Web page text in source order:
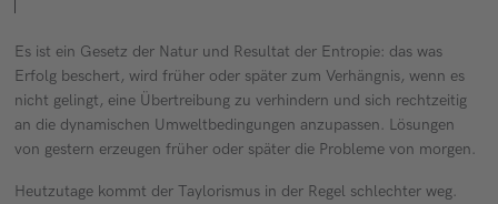
Es ist ein Gesetz der Natur und Resultat der Entropie: das was
Erfolg beschert, wird früher oder später zum Verhängnis, wenn es
nicht gelingt, eine Übertreibung zu verhindern und sich rechtzeitig
an die dynamischen Umweltbedingungen anzupassen. Lösungen
von gestern erzeugen früher oder später die Probleme von morgen.
Heutzutage kommt der Taylorismus in der Regel schlechter weg.